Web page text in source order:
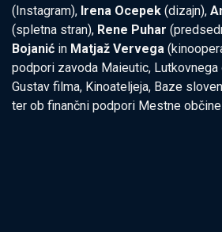
(Instagram), Irena Ocepek (dizajn),
(spletna stran), Rene Puhar
Bojanić in Matjaž Vervega
podpori zavoda Maieutic,
Gustav filma, Kinoateljeja, Baze
ter ob finančni podpori Mestne